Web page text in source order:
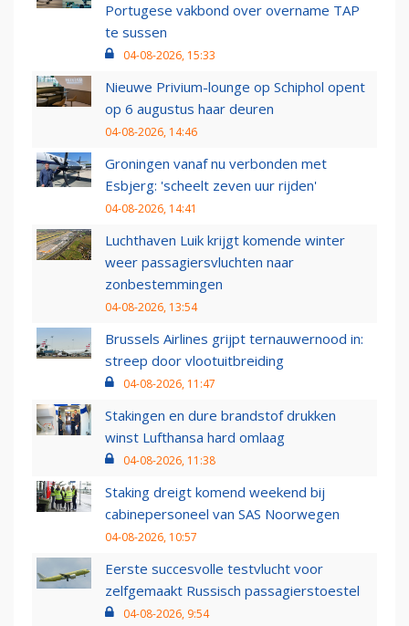
Portugese vakbond over overname TAP
te sussen
04-08-2026, 15:33
Nieuwe Privium-lounge op Schiphol opent
op 6 augustus haar deuren
04-08-2026, 14:46
Groningen vanaf nu verbonden met
Esbjerg: 'scheelt zeven uur rijden'
04-08-2026, 14:41
Luchthaven Luik krijgt komende winter
weer passagiersvluchten naar
zonbestemmingen
04-08-2026, 13:54
Brussels Airlines grijpt ternauwernood in:
streep door vlootuitbreiding
04-08-2026, 11:47
Stakingen en dure brandstof drukken
winst Lufthansa hard omlaag
04-08-2026, 11:38
Staking dreigt komend weekend bij
cabinepersoneel van SAS Noorwegen
04-08-2026, 10:57
Eerste succesvolle testvlucht voor
zelfgemaakt Russisch passagierstoestel
04-08-2026, 9:54